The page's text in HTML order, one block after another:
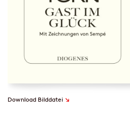
Download Bilddatei ↘